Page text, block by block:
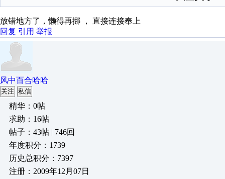
放错地方了，懒得再挪 ， 直接连接奉上
回复 引用 举报
风中百合哈哈
关注 私信
精华：0帖
求助：16帖
帖子：43帖 | 746回
年度积分：1739
历史总积分：7397
注册：2009年12月07日